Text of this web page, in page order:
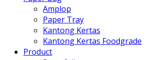
Amplop
Paper Tray
Kantong Kertas
Kantong Kertas Foodgrade
Product